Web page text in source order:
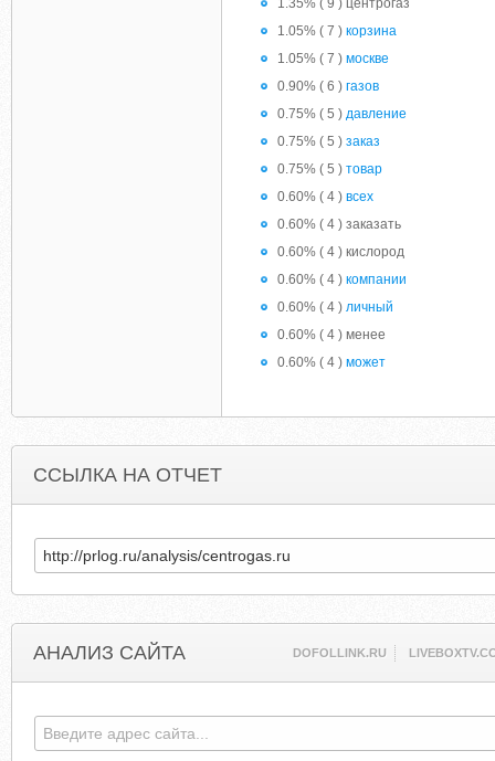
1.35% ( 9 ) центрогаз
1.05% ( 7 ) корзина
1.05% ( 7 ) москве
0.90% ( 6 ) газов
0.75% ( 5 ) давление
0.75% ( 5 ) заказ
0.75% ( 5 ) товар
0.60% ( 4 ) всех
0.60% ( 4 ) заказать
0.60% ( 4 ) кислород
0.60% ( 4 ) компании
0.60% ( 4 ) личный
0.60% ( 4 ) менее
0.60% ( 4 ) может
ССЫЛКА НА ОТЧЕТ
АНАЛИЗ САЙТА DOFOLLINK.RU